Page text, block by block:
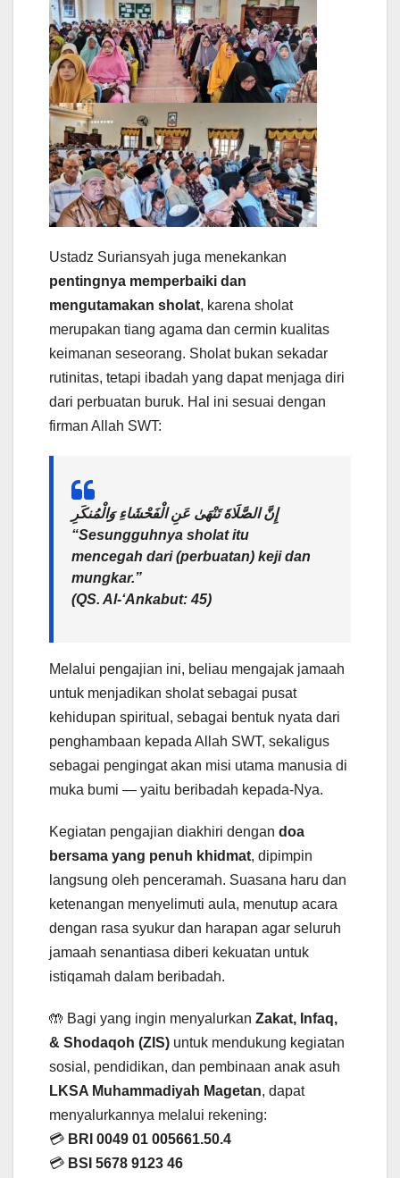
Ustadz Suriansyah juga menekankan
pentingnya memperbaiki dan
mengutamakan sholat, karena sholat
merupakan tiang agama dan cermin kualitas
keimanan seseorang. Sholat bukan sekadar
rutinitas, tetapi ibadah yang dapat menjaga diri
dari perbuatan buruk. Hal ini sesuai dengan
firman Allah SWT:
إِنَّ الصَّلَاةَ تَنْهَىٰ عَنِ الْفَحْشَاءِ وَالْمُنكَرِ
“Sesungguhnya sholat itu
mencegah dari (perbuatan) keji dan
mungkar.”
(QS. Al-‘Ankabut: 45)
Melalui pengajian ini, beliau mengajak jamaah
untuk menjadikan sholat sebagai pusat
kehidupan spiritual, sebagai bentuk nyata dari
penghambaan kepada Allah SWT, sekaligus
sebagai pengingat akan misi utama manusia di
muka bumi — yaitu beribadah kepada-Nya.
Kegiatan pengajian diakhiri dengan doa
bersama yang penuh khidmat, dipimpin
langsung oleh penceramah. Suasana haru dan
ketenangan menyelimuti aula, menutup acara
dengan rasa syukur dan harapan agar seluruh
jamaah senantiasa diberi kekuatan untuk
istiqamah dalam beribadah.
🤲 Bagi yang ingin menyalurkan Zakat, Infaq,
& Shodaqoh (ZIS) untuk mendukung kegiatan
sosial, pendidikan, dan pembinaan anak asuh
LKSA Muhammadiyah Magetan, dapat
menyalurkannya melalui rekening:
💳 BRI 0049 01 005661.50.4
💳 BSI 5678 9123 46